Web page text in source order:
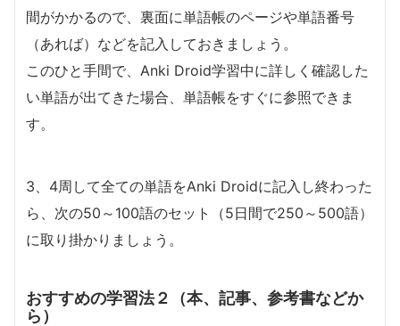
間がかかるので、裏面に単語帳のページや単語番号
（あれば）などを記入しておきましょう。
このひと手間で、Anki Droid学習中に詳しく確認した
い単語が出てきた場合、単語帳をすぐに参照できま
す。
3、4周して全ての単語をAnki Droidに記入し終わった
ら、次の50～100語のセット（5日間で250～500語）
に取り掛かりましょう。
おすすめの学習法２（本、記事、参考書などか
ら）